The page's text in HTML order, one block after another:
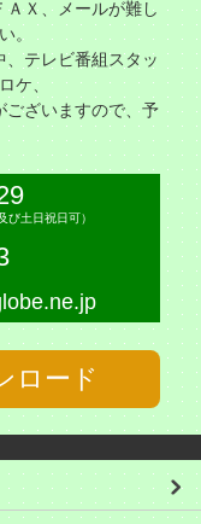
Ｘ、メールが難し
。
テレビ番組スタッ
ケ、
ございますので、予
土日祝日可）
ロード